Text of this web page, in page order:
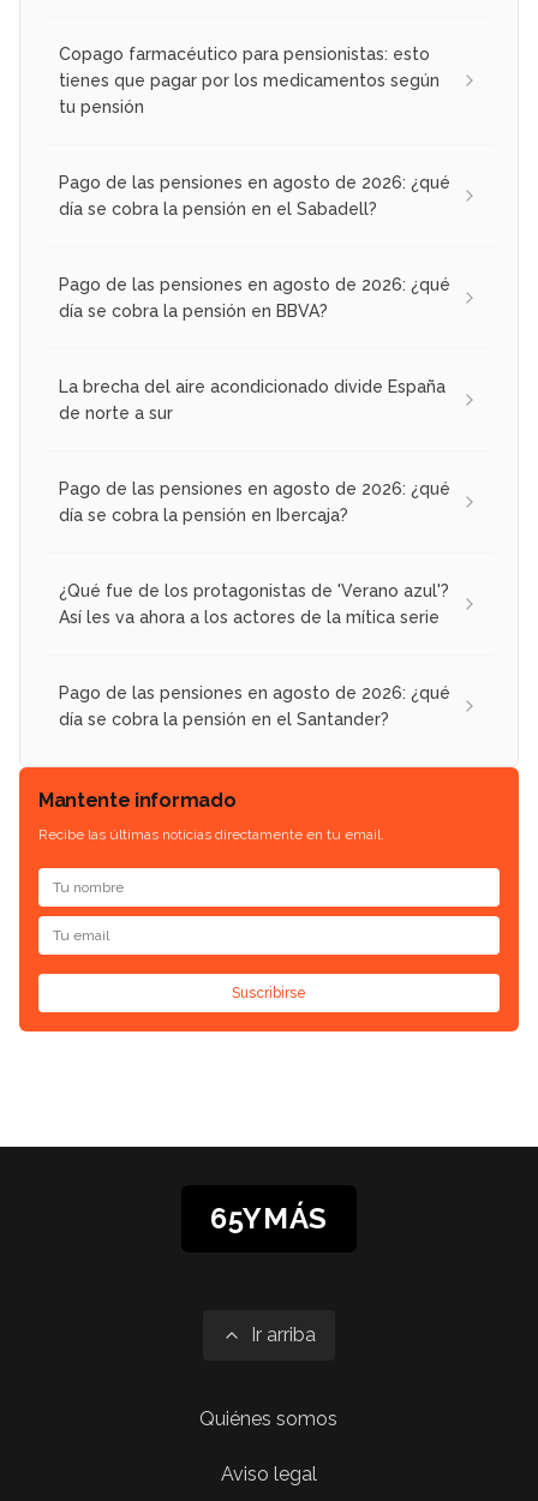
Copago farmacéutico para pensionistas: esto
tienes que pagar por los medicamentos según
tu pensión
Pago de las pensiones en agosto de 2026: ¿qué
día se cobra la pensión en el Sabadell?
Pago de las pensiones en agosto de 2026: ¿qué
día se cobra la pensión en BBVA?
La brecha del aire acondicionado divide España
de norte a sur
Pago de las pensiones en agosto de 2026: ¿qué
día se cobra la pensión en Ibercaja?
¿Qué fue de los protagonistas de 'Verano azul'?
Así les va ahora a los actores de la mítica serie
Pago de las pensiones en agosto de 2026: ¿qué
día se cobra la pensión en el Santander?
Mantente informado
Recibe las últimas noticias directamente en tu email.
Suscribirse
65YMÁS
Ir arriba
Quiénes somos
Aviso legal